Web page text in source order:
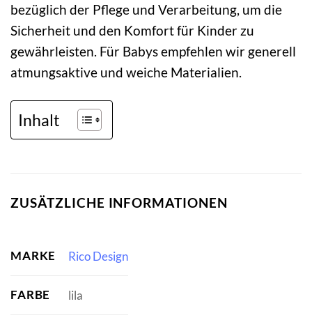
bezüglich der Pflege und Verarbeitung, um die
Sicherheit und den Komfort für Kinder zu
gewährleisten. Für Babys empfehlen wir generell
atmungsaktive und weiche Materialien.
Inhalt
ZUSÄTZLICHE INFORMATIONEN
MARKE Rico Design
FARBE lila